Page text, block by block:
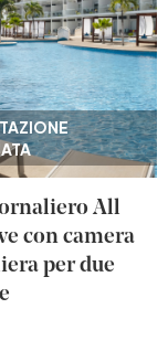
All
con camera
per due